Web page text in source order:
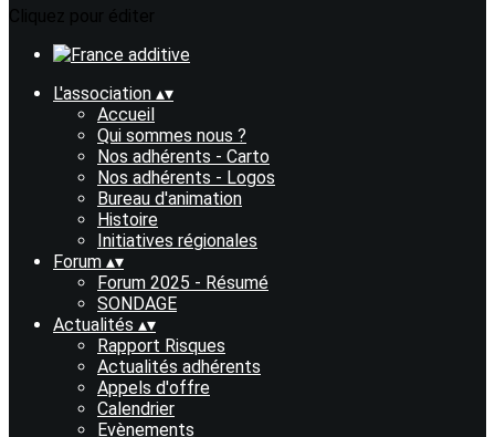
L'association ▴▾
Accueil
Qui sommes nous ?
Nos adhérents - Carto
Nos adhérents - Logos
Bureau d'animation
Histoire
Initiatives régionales
Forum ▴▾
Forum 2025 - Résumé
SONDAGE
Actualités ▴▾
Rapport Risques
Actualités adhérents
Appels d'offre
Calendrier
Evènements